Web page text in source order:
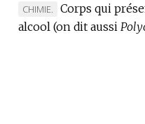
MARQUE
DE
CHIMIE.
Corps qui
alcool (on dit aussi